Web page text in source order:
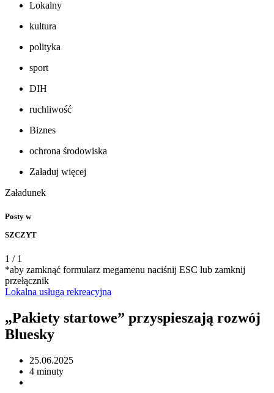
Lokalny
kultura
polityka
sport
DIH
ruchliwość
Biznes
ochrona środowiska
Załaduj więcej
Załadunek
Posty w
SZCZYT
1 / 1
*aby zamknąć formularz megamenu naciśnij ESC lub zamknij
przełącznik
Lokalna usługa rekreacyjna
„Pakiety startowe” przyspieszają rozwój
Bluesky
25.06.2025
4 minuty